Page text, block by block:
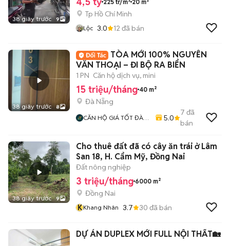
38 giây trước 9
225 tr/m² 20 m²
Tp Hồ Chí Minh
Lộc 3.0 12 đã bán
38 giây trước 8
TÒA MỚI 100% NGUYỄN
VĂN THOẠI – ĐI BỘ RA BIỂN
1 PN Căn hộ dịch vụ, mini
15 triệu/tháng 40 m²
Đà Nẵng
CĂN HỘ GIÁ TỐT ĐÀ
5.0
7 đã
bán
38 giây trước 9
Cho thuê đất đã có cây ăn trái ở Lâm
San 18, H. Cẩm Mỹ, Đồng Nai
Đất nông nghiệp
3 triệu/tháng 6000 m²
Đồng Nai
KKhang Nhân 3.7 30 đã bán
DỰ ÁN DUPLEX MỚI FULL NỘI THẤT🏡